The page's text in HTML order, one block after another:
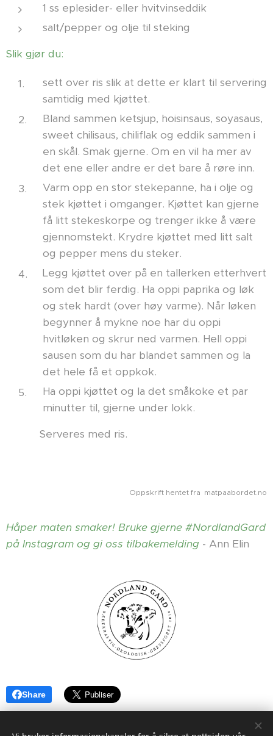
1 ss eplesider- eller hvitvinseddik
salt/pepper og olje til steking
Slik gjør du:
sett over ris slik at dette er klart til servering
samtidig med kjøttet.
Bland sammen ketsjup, hoisinsaus, soyasaus,
sweet chilisaus, chiliflak og eddik sammen i
en skål. Smak gjerne. Om en vil ha mer av
det ene eller andre er det bare å røre inn.
Varm opp en stor stekepanne, ha i olje og
stek kjøttet i omganger. Kjøttet kan gjerne
få litt stekeskorpe og trenger ikke å være
gjennomstekt. Krydre kjøttet med litt salt
og pepper mens du steker.
Legg kjøttet over på en tallerken etterhvert
som det blir ferdig. Ha oppi paprika og løk
og stek hardt (over høy varme). Når løken
begynner å mykne noe har du oppi
hvitløken og skrur ned varmen. Hell oppi
sausen som du har blandet sammen og la
det hele få et oppkok.
Ha oppi kjøttet og la det småkoke et par
minutter til, gjerne under lokk.
Serveres med ris.
Oppskrift hentet fra matpaabordet.no
Håper maten smaker! Bruke gjerne #NordlandGard
på Instagram og gi oss tilbakemelding - Ann Elin
Share